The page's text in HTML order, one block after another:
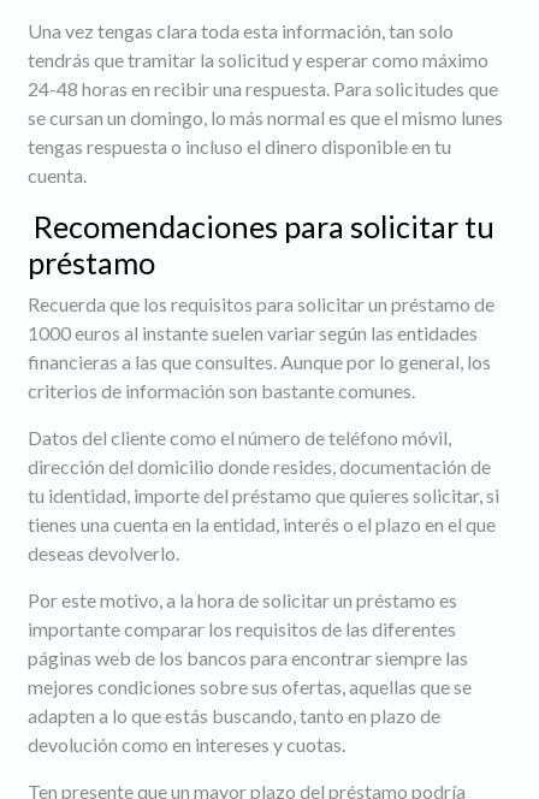
Una vez tengas clara toda esta información, tan solo
tendrás que tramitar la solicitud y esperar como máximo
24-48 horas en recibir una respuesta. Para solicitudes que
se cursan un domingo, lo más normal es que el mismo lunes
tengas respuesta o incluso el dinero disponible en tu
cuenta.
Recomendaciones para solicitar tu
préstamo
Recuerda que los requisitos para solicitar un préstamo de
1000 euros al instante suelen variar según las entidades
financieras a las que consultes. Aunque por lo general, los
criterios de información son bastante comunes.
Datos del cliente como el número de teléfono móvil,
dirección del domicilio donde resides, documentación de
tu identidad, importe del préstamo que quieres solicitar, si
tienes una cuenta en la entidad, interés o el plazo en el que
deseas devolverlo.
Por este motivo, a la hora de solicitar un préstamo es
importante comparar los requisitos de las diferentes
páginas web de los bancos para encontrar siempre las
mejores condiciones sobre sus ofertas, aquellas que se
adapten a lo que estás buscando, tanto en plazo de
devolución como en intereses y cuotas.
Ten presente que un mayor plazo del préstamo podría